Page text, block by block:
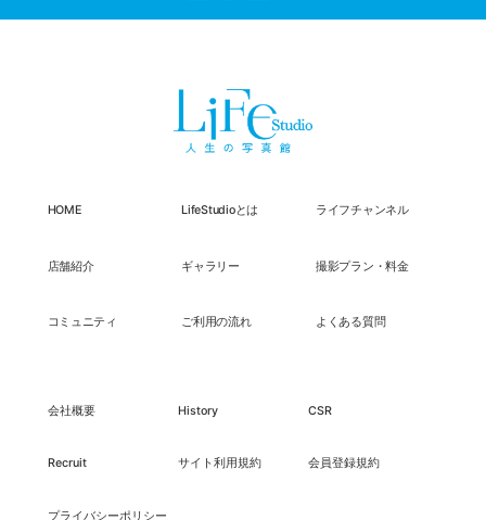
HOME LifeStudioとは ライフチャンネル
店舗紹介 ギャラリー 撮影プラン・料金
コミュニティ ご利用の流れ よくある質問
会社概要 History CSR
Recruit サイト利用規約 会員登録規約
プライバシーポリシー